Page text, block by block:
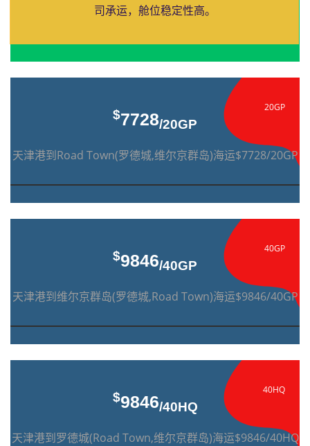
司承运，舱位稳定性高。
20GP
$7728/20GP
天津港到Road Town(罗德城,维尔京群岛)海运$7728/20GP
40GP
$9846/40GP
天津港到维尔京群岛(罗德城,Road Town)海运$9846/40GP
40HQ
$9846/40HQ
天津港到罗德城(Road Town,维尔京群岛)海运$9846/40HQ